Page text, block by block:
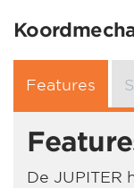
Features
De JUPITER